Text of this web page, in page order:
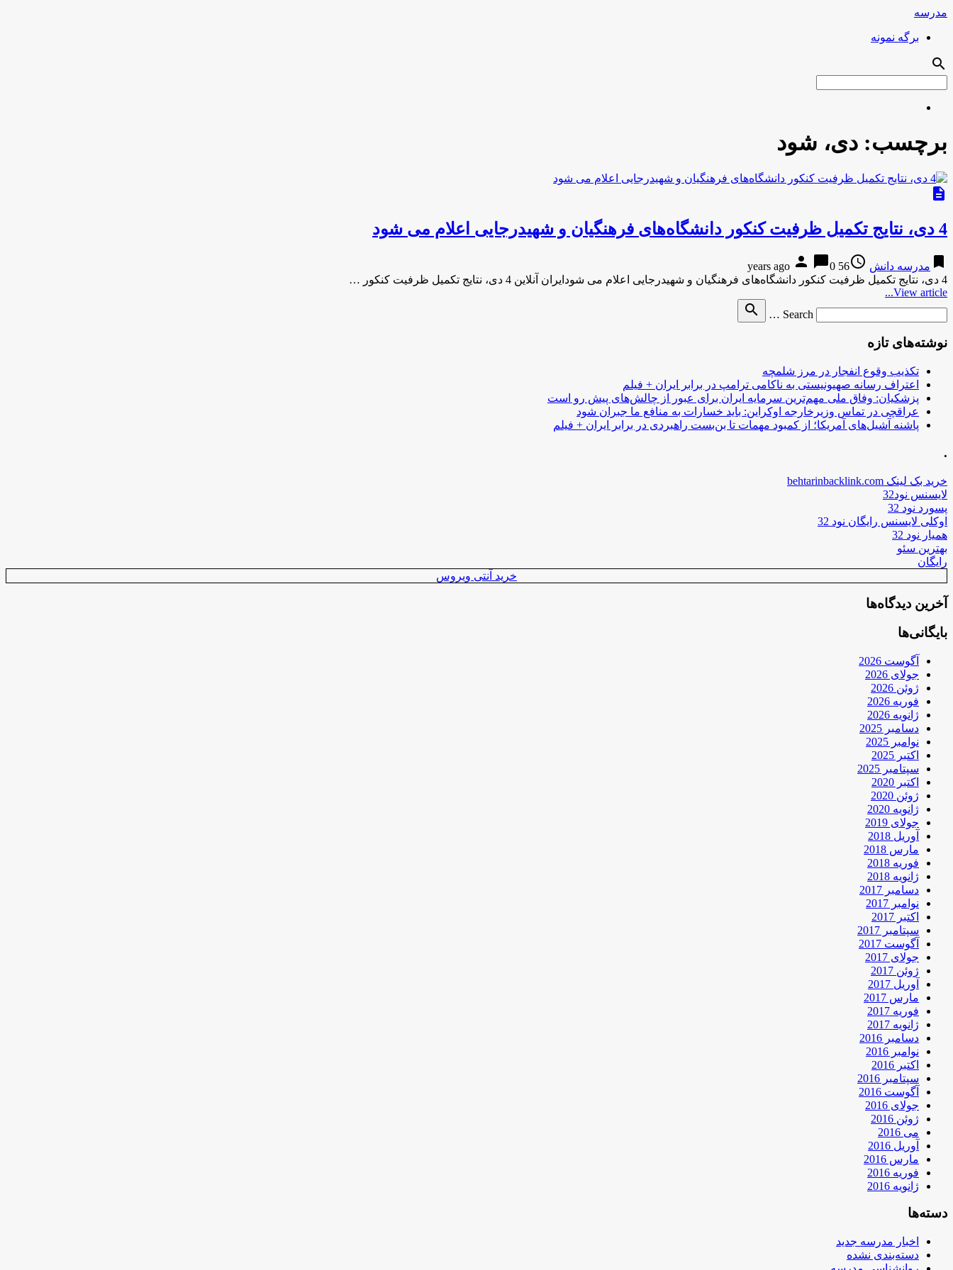
مدرسه
برگه نمونه
search
برچسب: دی، شود
description
4 دی، نتایج تکمیل ظرفیت کنکور دانشگاه‌های فرهنگیان و شهیدرجایی اعلام می شود
bookmark مدرسه دانش access_time
56 years ago
person chat_bubble0
4 دی، نتایج تکمیل ظرفیت کنکور دانشگاه‌های فرهنگیان و شهیدرجایی اعلام می شودایران آنلاین 4 دی، نتایج تکمیل ظرفیت کنکور …
View article...
Search …
search
نوشته‌های تازه
تکذیب وقوع انفجار در مرز شلمچه
اعتراف رسانه صهیونیستی به ناکامی ترامپ در برابر ایران + فیلم
پزشکیان: وفاق ملی مهم‌ترین سرمایه ایران برای عبور از چالش‌های پیش رو است
عراقچی در تماس وزیرخارجه اوکراین: باید خسارات به منافع ما جبران شود
پاشنه آشیل‌های آمریکا؛ از کمبود مهمات تا بن‌بست راهبردی در برابر ایران + فیلم
.
خرید بک لینک behtarinbacklink.com
لایسنس نود32
پسورد نود 32
اوکلی لایسنس رایگان نود 32
همیار نود 32
بهترین سئو
رایگان
خرید آنتی ویروس
آخرین دیدگاه‌ها
بایگانی‌ها
آگوست 2026
جولای 2026
ژوئن 2026
فوریه 2026
ژانویه 2026
دسامبر 2025
نوامبر 2025
اکتبر 2025
سپتامبر 2025
اکتبر 2020
ژوئن 2020
ژانویه 2020
جولای 2019
آوریل 2018
مارس 2018
فوریه 2018
ژانویه 2018
دسامبر 2017
نوامبر 2017
اکتبر 2017
سپتامبر 2017
آگوست 2017
جولای 2017
ژوئن 2017
آوریل 2017
مارس 2017
فوریه 2017
ژانویه 2017
دسامبر 2016
نوامبر 2016
اکتبر 2016
سپتامبر 2016
آگوست 2016
جولای 2016
ژوئن 2016
می 2016
آوریل 2016
مارس 2016
فوریه 2016
ژانویه 2016
دسته‌ها
اخبار مدرسه جدید
دسته‌بندی نشده